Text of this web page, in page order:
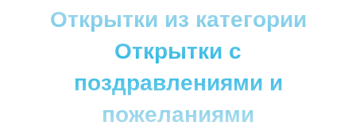
Открытки из категории
Открытки с
поздравлениями и
пожеланиями